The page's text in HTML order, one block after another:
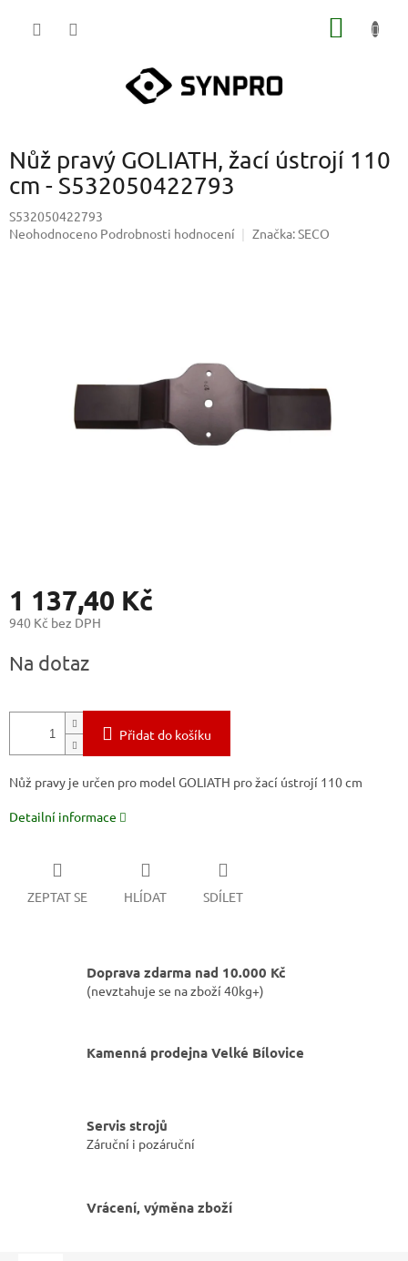
Nůž pravý GOLIATH, žací ústrojí 110
cm - S532050422793
S532050422793
Průměrné
Neohodnoceno Podrobnosti hodnocení Značka:SECO
1 137,40 Kč
940 Kč bez DPH
cena:
Na dotaz
Přidat do košíku
Nůž pravy je určen pro model GOLIATH pro žací ústrojí 110 cm
Detailní informace
ZEPTAT SE HLÍDAT SDÍLET
Doprava zdarma nad 10.000 Kč
(nevztahuje se na zboží 40kg+)
Kamenná prodejna Velké Bílovice
Servis strojů
Záruční i pozáruční
Vrácení, výměna zboží